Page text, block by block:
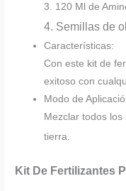
3. 120 Ml de
4. Semillas de
Características:
Con este kit de
exitoso con
Modo de
Mezclar todos
tierra.
Kit De Fertilizantes